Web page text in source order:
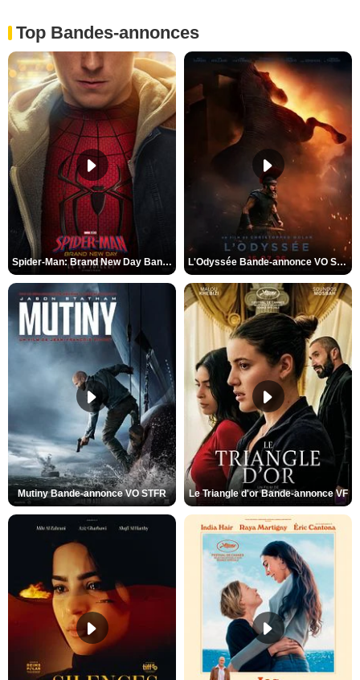
Top Bandes-annonces
Spider-Man: Brand New Day Bande-annonce VO STFR L'Odyssée Bande-annonce VO STFR
Mutiny Bande-annonce VO STFR Le Triangle d'or Bande-annonce VF